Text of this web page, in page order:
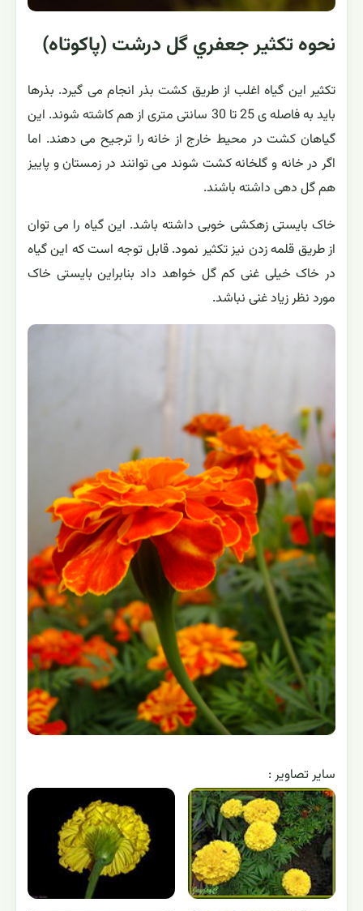
نحوه تکثیر جعفري گل درشت (پاکوتاه)
تکثیر این گیاه اغلب از طریق کشت بذر انجام می گیرد. بذرها
باید به فاصله ی 25 تا 30 سانتی متری از هم کاشته شوند. این
گیاهان کشت در محیط خارج از خانه را ترجیح می دهند. اما
اگر در خانه و گلخانه کشت شوند می توانند در زمستان و پاییز
هم گل دهی داشته باشند.
خاک بایستی زهکشی خوبی داشته باشد. این گیاه را می توان
از طریق قلمه زدن نیز تکثیر نمود. قابل توجه است که این گیاه
در خاک خیلی غنی کم گل خواهد داد بنابراین بایستی خاک
مورد نظر زیاد غنی نباشد.
ساير تصاوير :